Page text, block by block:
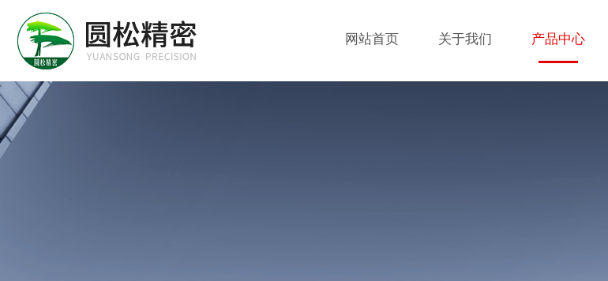
网站首页 关于我们 产品中心